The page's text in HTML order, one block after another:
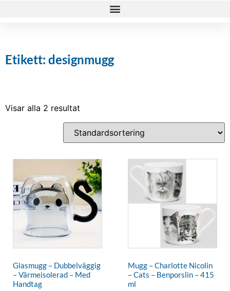
Etikett: designmugg
Visar alla 2 resultat
Glasmugg – Dubbelväggig
– Värmeisolerad – Med
Handtag
Mugg – Charlotte Nicolin
– Cats – Benporslin – 415
ml